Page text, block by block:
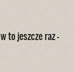
to jeszcze raz –